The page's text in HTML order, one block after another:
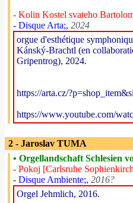
- Kolin Kostel svateho
- Disque Arta;, 2024
orgue d'esthétique
Kánský-Brachtl (en
Gripentrog), 2024.
https://arta.cz/
https://www.youtube.com/
2 - Jaroslav TUMA
• Orgellandschaft Schlesien
- Pokoj [Carlsruhe
- Disque Ambiente;, 2016?
Orgel Jehmlich, 2016.